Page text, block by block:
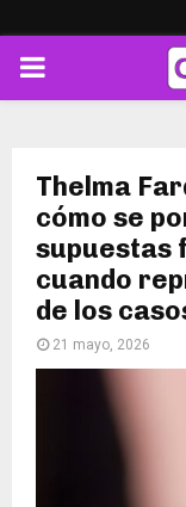
PRIMARY
Thelma
cómo se
supuestas
cuando
de los
21 mayo, 2026